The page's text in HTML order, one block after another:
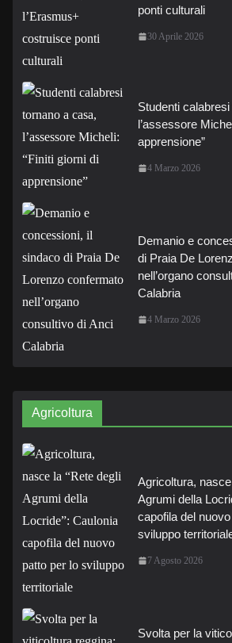
ponti culturali
30 Aprile 2026
Studenti
l’assessore
apprensione”
4 Marzo 2026
Demanio e
di Praia De
nell’organo
Calabria
4 Marzo 2026
Agricoltura
Agricoltura,
Agrumi della
capofila del
sviluppo
7 Agosto 2026
Svolta per la